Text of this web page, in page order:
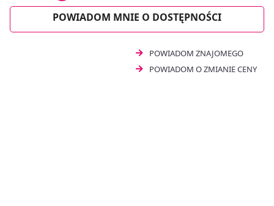
POWIADOM MNIE O DOSTĘPNOŚCI
POWIADOM ZNAJOMEGO
POWIADOM O ZMIANIE CENY